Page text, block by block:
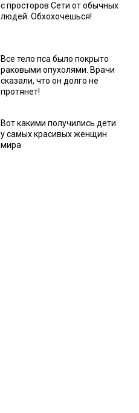
с просторов Сети от обычных
людей. Обхохочешься!
Все тело пса было покрыто
раковыми опухолями. Врачи
сказали, что он долго не
протянет!
Вот какими получились дети
у самых красивых женщин
мира